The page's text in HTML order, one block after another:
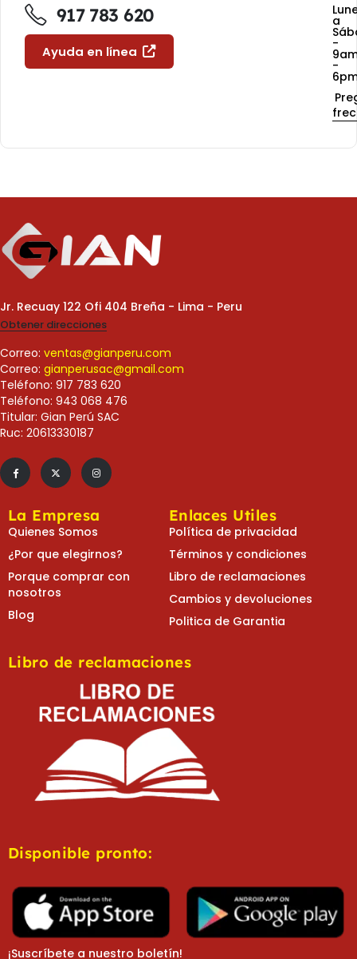
917 783 620
Ayuda en línea
a
-
-
Jr. Recuay 122 Ofi 404 Breña - Lima - Peru
Obtener direcciones
Correo: ventas@gianperu.com
Correo: gianperusac@gmail.com
Teléfono: 917 783 620
Teléfono: 943 068 476
Titular: Gian Perú SAC
Ruc: 20613330187
La Empresa
Quienes Somos
¿Por que elegirnos?
Porque comprar con
nosotros
Blog
Enlaces Utiles
Política de privacidad
Términos y condiciones
Libro de reclamaciones
Cambios y devoluciones
Politica de Garantia
Libro de reclamaciones
Disponible pronto:
¡Suscríbete a nuestro boletín!